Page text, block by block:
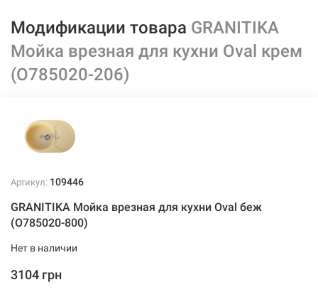
Модификации товара GRANITIKA
Мойка врезная для кухни Oval крем
(O785020-206)
Артикул: 109446
GRANITIKA Мойка врезная для кухни Oval беж
(O785020-800)
Нет в наличии
3104 грн